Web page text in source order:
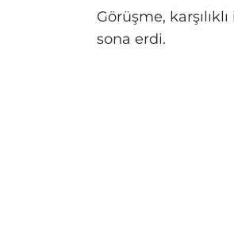
Görüşme,
sona erdi.